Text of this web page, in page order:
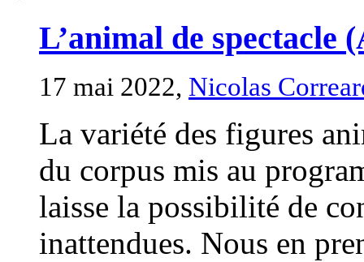
L’animal de spectacle
17 mai 2022, Nicolas
La variété des figures
du corpus mis au
laisse la possibilité de
inattendues. Nous en